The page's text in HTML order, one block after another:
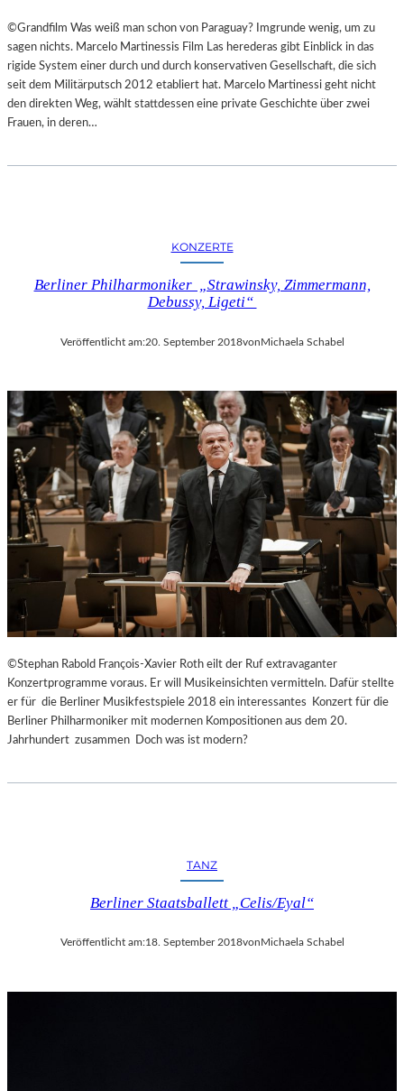
©Grandfilm Was weiß man schon von Paraguay? Imgrunde wenig, um zu
sagen nichts. Marcelo Martinessis Film Las herederas gibt Einblick in das
rigide System einer durch und durch konservativen Gesellschaft, die sich
seit dem Militärputsch 2012 etabliert hat. Marcelo Martinessi geht nicht
den direkten Weg, wählt stattdessen eine private Geschichte über zwei
Frauen, in deren…
KONZERTE
Berliner Philharmoniker „Strawinsky, Zimmermann,
Debussy, Ligeti“
Veröffentlicht am:20. September 2018vonMichaela Schabel
©Stephan Rabold François-Xavier Roth eilt der Ruf extravaganter
Konzertprogramme voraus. Er will Musikeinsichten vermitteln. Dafür stellte
er für die Berliner Musikfestspiele 2018 ein interessantes Konzert für die
Berliner Philharmoniker mit modernen Kompositionen aus dem 20.
Jahrhundert zusammen Doch was ist modern?
TANZ
Berliner Staatsballett „Celis/Eyal“
Veröffentlicht am:18. September 2018von Michaela Schabel